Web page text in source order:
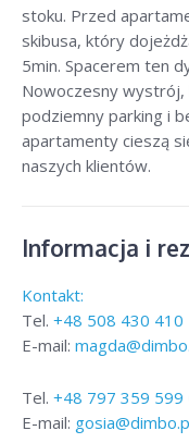
stoku. Przed
skibusa, który
5min. Spacerem ten
Nowoczesny wystrój,
podziemny parking i
apartamenty cieszą
naszych klientów.
Informacja i
Kontakt:
Tel. +48 508 430 410
E-mail:
Tel. +48 797 359 599
E-mail: